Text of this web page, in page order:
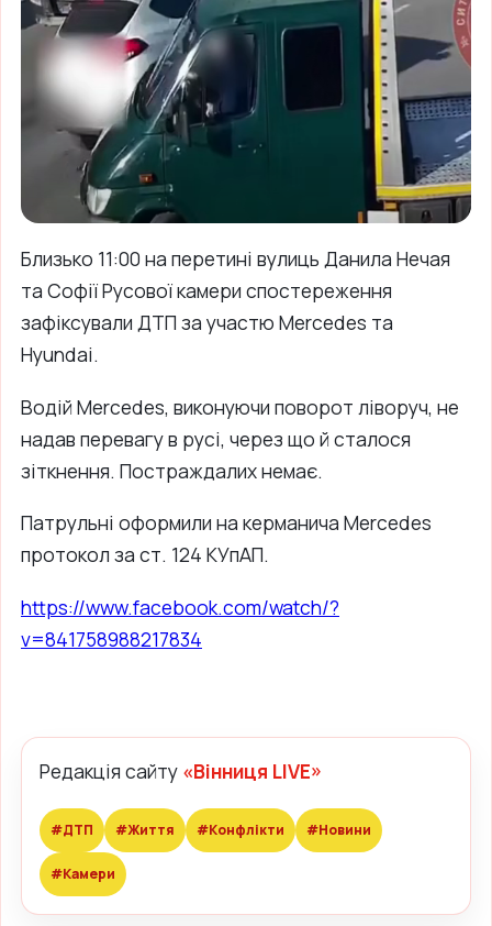
Близько 11:00 на перетині вулиць Данила Нечая
та Софії Русової камери спостереження
зафіксували ДТП за участю Mercedes та
Hyundai.
Водій Mercedes, виконуючи поворот ліворуч, не
надав перевагу в русі, через що й сталося
зіткнення. Постраждалих немає.
Патрульні оформили на керманича Mercedes
протокол за ст. 124 КУпАП.
https://www.facebook.com/watch/?
v=841758988217834
Редакція сайту «Вінниця LIVE»
#ДТП #Життя #Конфлікти #Новини
#Камери